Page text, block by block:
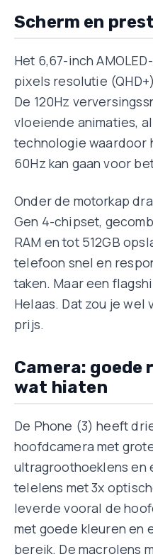
Scherm en
Het 6,67-inch
pixels resolutie
De 120Hz
vloeiende animaties,
technologie waardoor
60Hz kan gaan voor
Onder de motorkap
Gen 4-chipset,
RAM en tot 512GB
telefoon snel en
taken. Maar een
Helaas. Dat zou je wel
prijs.
Camera:
wat hiaten
De Phone (3) heeft
hoofdcamera met
ultragroothoeklens en
telelens met 3x
leverde vooral de
met goede kleuren en
bereik. De macrolens